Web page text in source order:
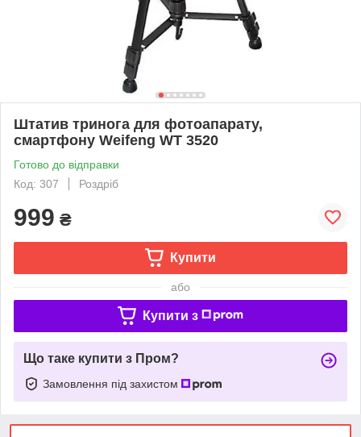
Штатив тринога для фотоапарату,
смартфону Weifeng WT 3520
Готово до відправки
Код: 307
Роздріб
999 ₴
Купити
або
Купити з
Що таке купити з Пром?
Замовлення під захистом